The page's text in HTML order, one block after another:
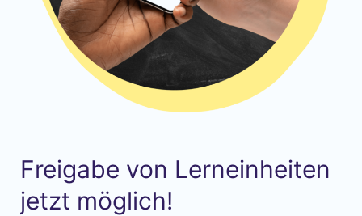
Freigabe von Lerneinheiten
jetzt möglich!